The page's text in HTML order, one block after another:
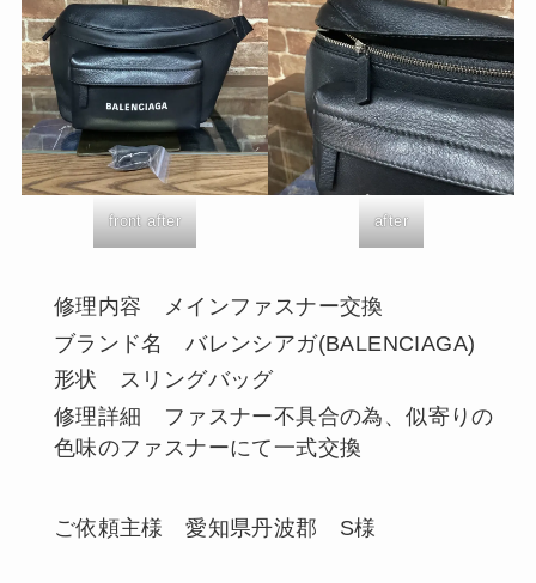
front after after
修理内容 メインファスナー交換
ブランド名 バレンシアガ(BALENCIAGA)
形状 スリングバッグ
修理詳細 ファスナー不具合の為、似寄りの
色味のファスナーにて一式交換
ご依頼主様 愛知県丹波郡 S様